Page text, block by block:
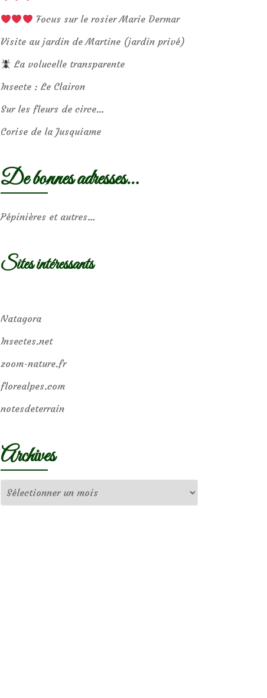
Focus sur le rosier Marie Dermar
Visite au jardin de Martine (jardin privé)
La volucelle transparente
Insecte : Le Clairon
Sur les fleurs de circe…
Corise de la Jusquiame
De bonnes adresses…
Pépinières et autres…
Sites intéressants
Natagora
Insectes.net
zoom-nature.fr
florealpes.com
notesdeterrain
Archives
Archives